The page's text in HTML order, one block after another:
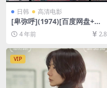
日韩 高清电影
[卑弥呼](1974)[百度网盘+迅
雷云盘资源1080P超清未删减]
[MP4/6GB][中文字幕]
4 年前 2.8
VIP